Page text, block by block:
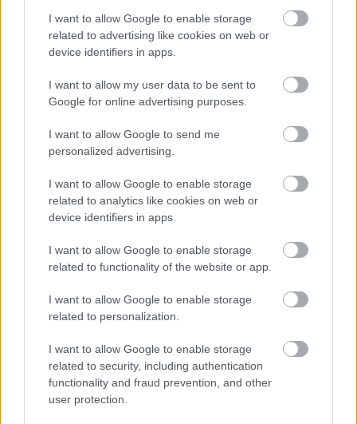
I want to allow Google to enable storage
related to advertising like cookies on web or
device identifiers in apps.
I want to allow my user data to be sent to
Google for online advertising purposes.
I want to allow Google to send me
personalized advertising.
I want to allow Google to enable storage
related to analytics like cookies on web or
device identifiers in apps.
I want to allow Google to enable storage
related to functionality of the website or app.
I want to allow Google to enable storage
related to personalization.
I want to allow Google to enable storage
related to security, including authentication
functionality and fraud prevention, and other
user protection.
1 napja
Hakkinen megtartaná a Norris-Piastri párost a